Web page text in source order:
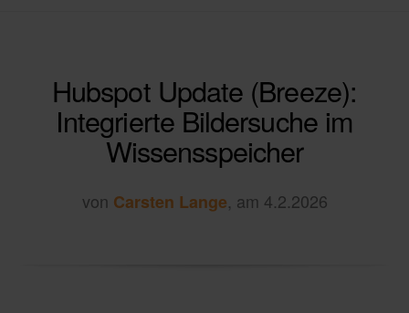
Hubspot Update (Breeze):
Integrierte Bildersuche im
Wissensspeicher
von Carsten Lange, am 4.2.2026